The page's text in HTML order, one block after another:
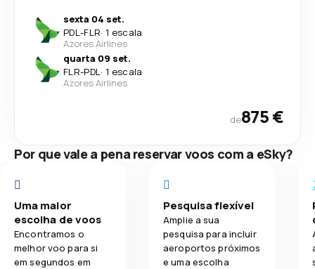
sexta 04 set.
PDL-FLR· 1 escala
Azores Airlines
quarta 09 set.
FLR-PDL· 1 escala
Azores Airlines
de875 €
Por que vale a pena reservar voos com a eSky?
Uma maior
escolha de voos
Encontramos o
melhor voo para si
em segundos em
Pesquisa flexível
Amplie a sua
pesquisa para incluir
aeroportos próximos
e uma escolha